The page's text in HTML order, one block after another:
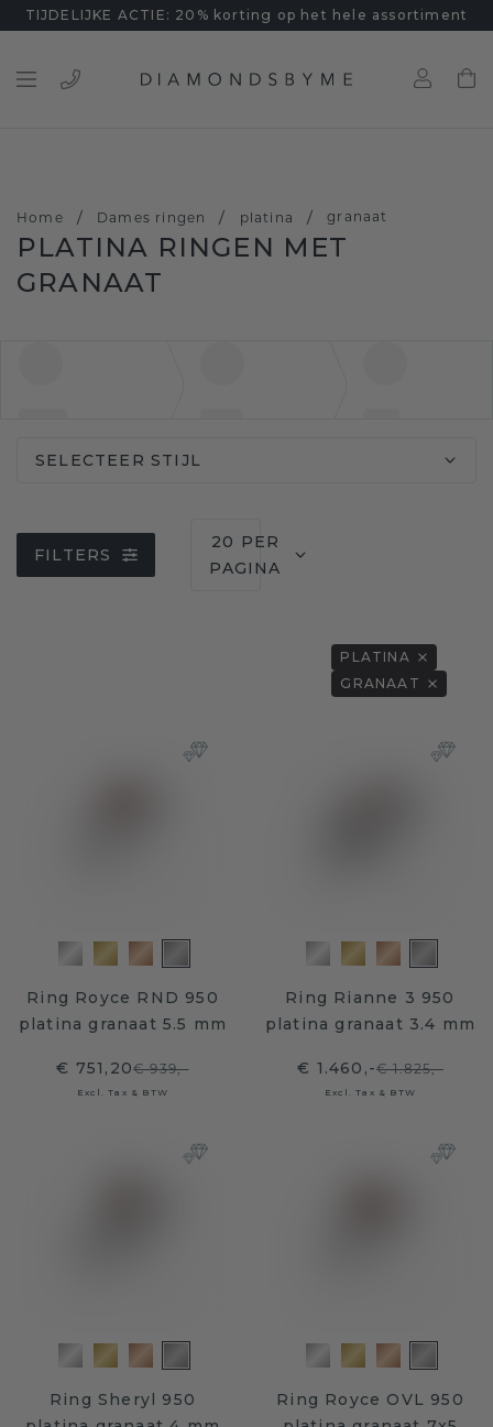
TIJDELIJKE ACTIE: 20% korting op het hele assortiment
Home / Dames ringen / platina / granaat
PLATINA RINGEN MET
GRANAAT
SELECTEER STIJL
FILTERS
20 PER
PAGINA
PLATINA
GRANAAT
Ring Royce RND 950
platina granaat 5.5 mm
€ 751,20€ 939,-
Excl. Tax & BTW
Ring Rianne 3 950
platina granaat 3.4 mm
€ 1.460,-€ 1.825,-
Excl. Tax & BTW
Ring Sheryl 950
Ring Royce OVL 950